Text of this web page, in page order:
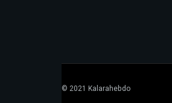
© 2021 Kalarahebdo